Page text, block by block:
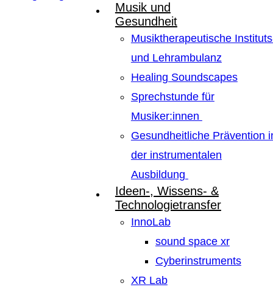
Musik und
Gesundheit
Musiktherapeutische
und Lehrambulanz
Healing Soundscapes
Sprechstunde für
Musiker:innen
Gesundheitliche Prävention
der instrumentalen
Ausbildung
Ideen-, Wissens- &
Technologietransfer
InnoLab
sound space xr
Cyberinstruments
XR Lab